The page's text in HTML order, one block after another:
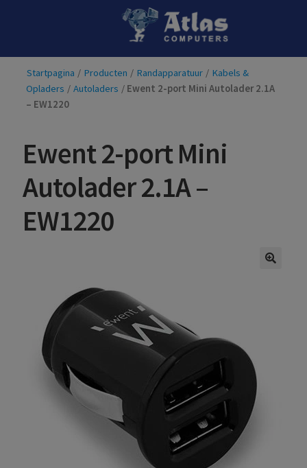
Ga
naar
navigatie
Ga
inhoud
Startpagina / Producten / Randapparatuur / Kabels &
Opladers / Autoladers / Ewent 2-port Mini Autolader 2.1A
– EW1220
Ewent 2-port Mini
Autolader 2.1A –
EW1220